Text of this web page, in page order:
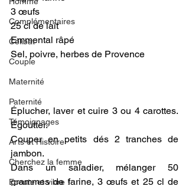
Complémentaires
Célibat
Couple
Maternité
Paternité
Témoignages
Arts et Histoire
Cherchez la femme
Ecoute et vibre !
3 œufs
25 cl de lait
Emmental râpé
Sel, poivre, herbes de Provence
Éplucher, laver et cuire 3 ou 4 carottes.
Égoutter.
Couper en petits dés 2 tranches de
jambon.
Dans un saladier, mélanger 50
grammes de farine, 3 œufs et 25 cl de